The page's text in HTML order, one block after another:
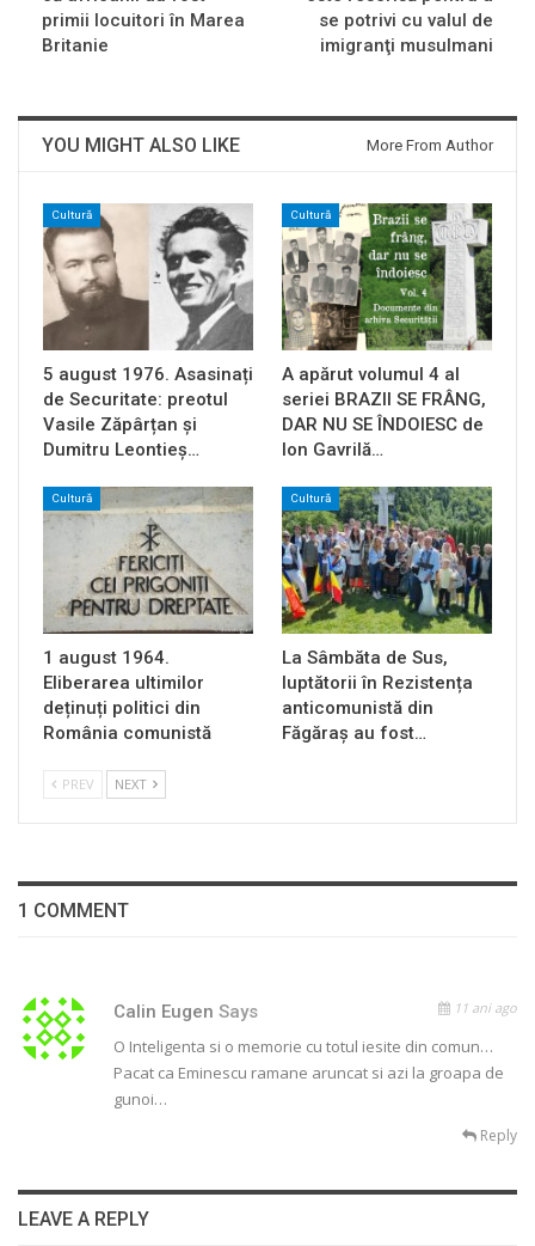
primii locuitori în Marea
Britanie
se potrivi cu valul de
imigranţi musulmani
YOU MIGHT ALSO LIKE More From Author
Cultură
5 august 1976. Asasinați
de Securitate: preotul
Vasile Zăpârțan și
Dumitru Leontieș…
Cultură
A apărut volumul 4 al
seriei BRAZII SE FRÂNG,
DAR NU SE ÎNDOIESC de
Ion Gavrilă…
Cultură
1 august 1964.
Eliberarea ultimilor
deținuți politici din
România comunistă
Cultură
La Sâmbăta de Sus,
luptătorii în Rezistența
anticomunistă din
Făgăraș au fost…
PREV NEXT
1 COMMENT
Calin Eugen Says 11 ani ago
O Inteligenta si o memorie cu totul iesite din comun…
Pacat ca Eminescu ramane aruncat si azi la groapa de
gunoi…
Reply
LEAVE A REPLY